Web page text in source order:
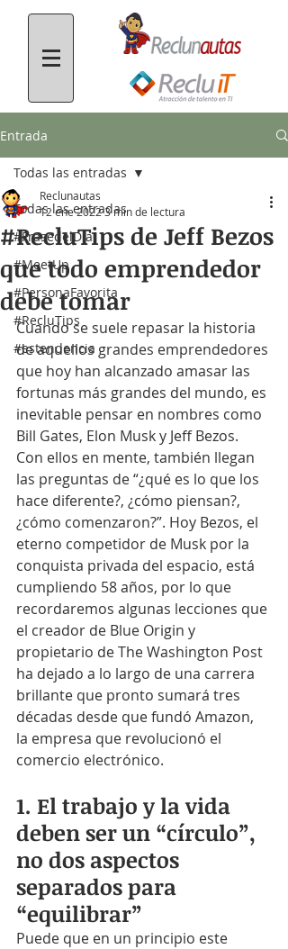
Entrada
Todas las entradas
#FrasedelDía
#MeetUp
#PersonaFavorita
#RecluTips
#estendencia
Todas las entradas
#RecluTips de Jeff Bezos
que todo emprendedor
debe tomar
Reclunautas
12 ene 20223 min de lectura
Cuando se suele repasar la historia
de aquellos grandes emprendedores
que hoy han alcanzado amasar las
fortunas más grandes del mundo, es
inevitable pensar en nombres como
Bill Gates, Elon Musk y Jeff Bezos.
Con ellos en mente, también llegan
las preguntas de “¿qué es lo que los
hace diferente?, ¿cómo piensan?,
¿cómo comenzaron?”. Hoy Bezos, el
eterno competidor de Musk por la
conquista privada del espacio, está
cumpliendo 58 años, por lo que
recordaremos algunas lecciones que
el creador de Blue Origin y
propietario de The Washington Post
ha dejado a lo largo de una carrera
brillante que pronto sumará tres
décadas desde que fundó Amazon,
la empresa que revolucionó el
comercio electrónico.
1. El trabajo y la vida
deben ser un “círculo”,
no dos aspectos
separados para
“equilibrar”
Puede que en un principio este